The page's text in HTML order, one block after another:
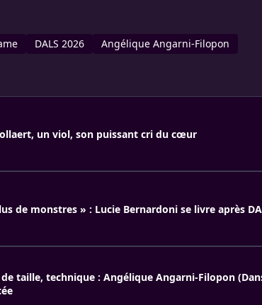
DALS 2026 Angélique Angarni-Filopon
un viol, son puissant cri du cœur
de monstres » : Lucie Bernardoni se livre après
taille, technique : Angélique Angarni-Filopon